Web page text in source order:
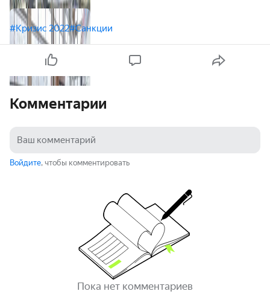
#Кризис 2022#Санкции
Комментарии
Войдите, чтобы комментировать
Пока нет комментариев